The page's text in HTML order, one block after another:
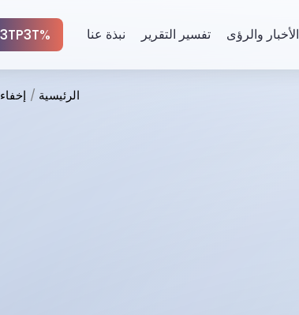
الأخبار والرؤى تفسير التقرير نبذة عنا %P3TP3T %
الرئيسية إخفاء